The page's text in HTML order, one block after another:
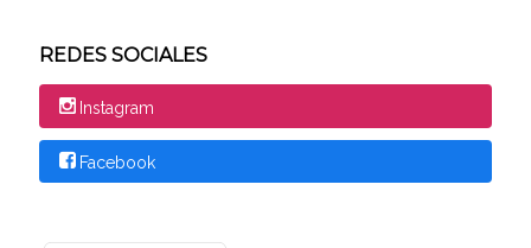
REDES SOCIALES
Instagram
Facebook